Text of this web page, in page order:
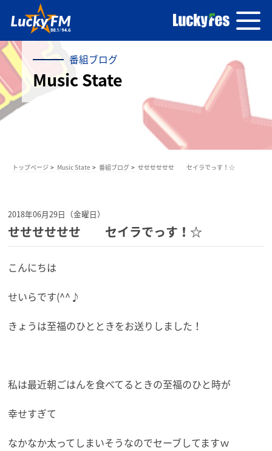
番組ブログ
Music State
トップページ Music State 番組ブログ せせせせせせ セイラでっす！☆
2018年06月29日（金曜日）
せせせせせせ セイラでっす！☆
こんにちは
せいらです(^^♪
きょうは至福のひとときをお送りしました！
私は最近朝ごはんを食べてるときの至福のひと時が
幸せすぎて
なかなか太ってしまいそうなのでセーブしてますｗ